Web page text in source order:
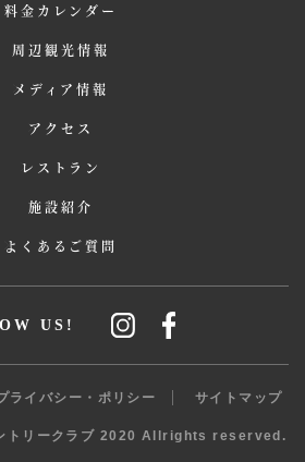
料金カレンダー
周辺観光情報
メディア情報
アクセス
レストラン
施設紹介
よくあるご質問
US!
ライバシー・ポリシー サイトマップ
トリークラブ 2020 Allrights reserved.